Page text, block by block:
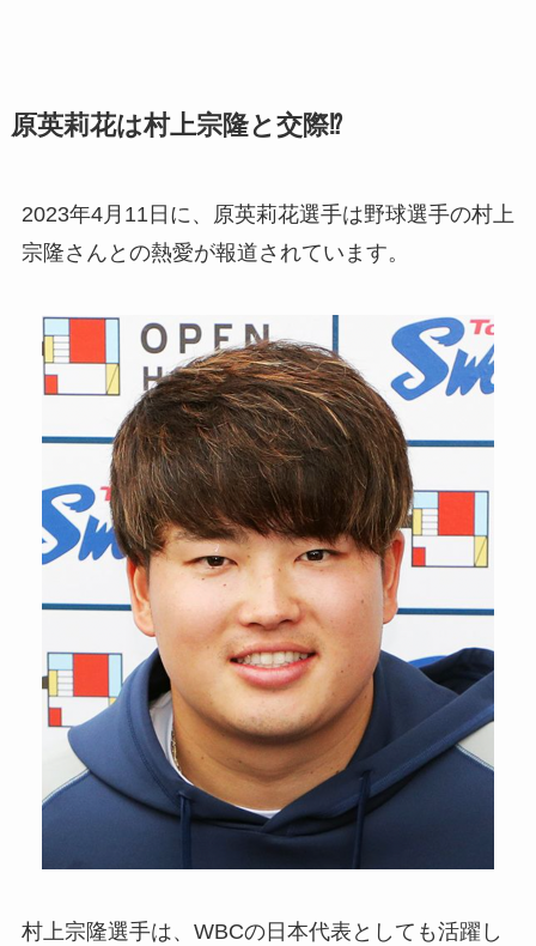
原英莉花は村上宗隆と交際⁉︎
2023年4月11日に、原英莉花選手は野球選手の村上
宗隆さんとの熱愛が報道されています。
村上宗隆選手は、WBCの日本代表としても活躍し